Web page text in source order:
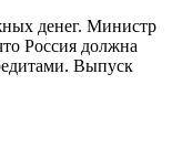
денег. Министр
Россия должна
Выпуск